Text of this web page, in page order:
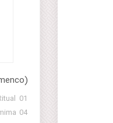
II 12
Toy
V 15
Lou
Suite
Lou
Piano
Suite